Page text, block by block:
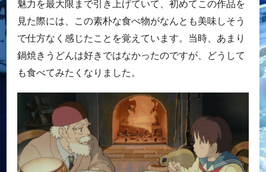
魅力を最大限まで引き上げていて、初めてこの作品を
見た際には、この素朴な食べ物がなんとも美味しそう
で仕方なく感じたことを覚えています。当時、あまり
鍋焼きうどんは好きではなかったのですが、どうして
も食べてみたくなりました。